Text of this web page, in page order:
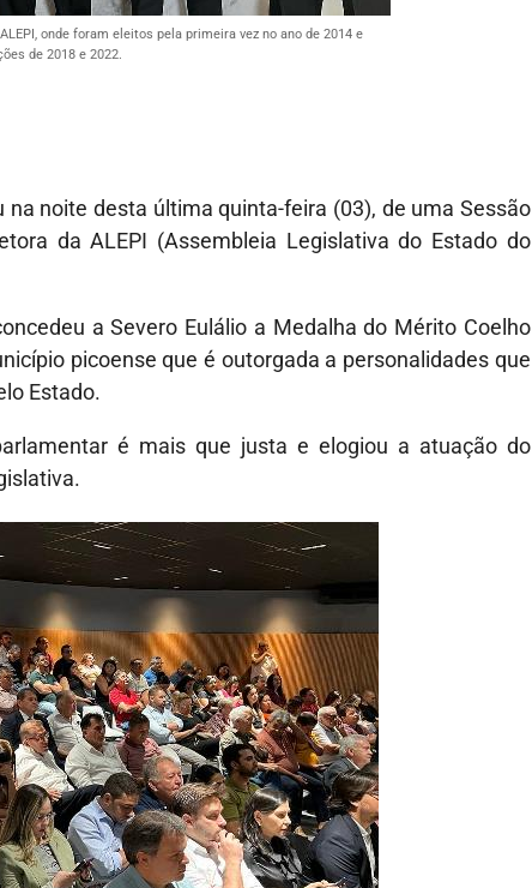
onde foram eleitos pela primeira vez no ano de 2014 e
de 2018 e 2022.
na noite desta última quinta-feira (03), de uma Sessão
da ALEPI (Assembleia Legislativa do Estado do
a Severo Eulálio a Medalha do Mérito Coelho
picoense que é outorgada a personalidades que
Estado.
é mais que justa e elogiou a atuação do